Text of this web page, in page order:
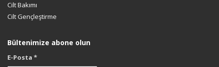
Cilt Bakımı
Cilt Gençleştirme
Bültenimize abone olun
E-Posta *